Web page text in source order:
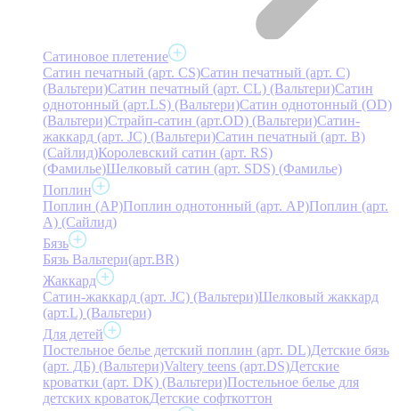
Сатиновое плетение
Сатин печатный (арт. СS)Сатин печатный (арт. С)
(Вальтери)Сатин печатный (арт. СL) (Вальтери)Сатин
однотонный (арт.LS) (Вальтери)Сатин однотонный (OD)
(Вальтери)Страйп-сатин (арт.OD) (Вальтери)Сатин-
жаккард (арт. JC) (Вальтери)Сатин печатный (арт. В)
(Сайлид)Королевский сатин (арт. RS)
(Фамилье)Шелковый сатин (арт. SDS) (Фамилье)
Поплин
Поплин (AP)Поплин однотонный (арт. AP)Поплин (арт.
А) (Сайлид)
Бязь
Бязь Вальтери(арт.BR)
Жаккард
Сатин-жаккард (арт. JC) (Вальтери)Шелковый жаккард
(арт.L) (Вальтери)
Для детей
Постельное белье детский поплин (арт. DL)Детские бязь
(арт. ДБ) (Вальтери)Valtery teens (арт.DS)Детские
кроватки (арт. DK) (Вальтери)Постельное белье для
детских кроватокДетские софткоттон